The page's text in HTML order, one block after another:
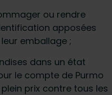
ou rendre
apposées
emballage ;
dans un état
le compte de Purmo
prix contre tous les